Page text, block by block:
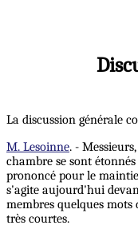
La discussion générale
M. Lesoinne. -
chambre se sont
prononcé pour le
s'agite aujourd'hui
membres quelques
très courtes.